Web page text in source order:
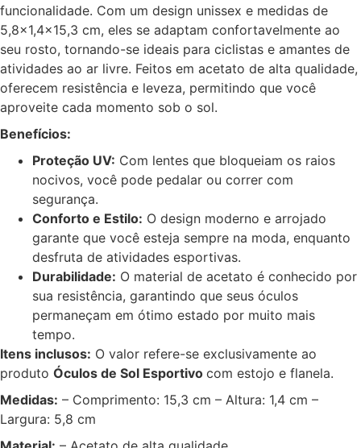
funcionalidade. Com um design unissex e medidas de
5,8×1,4×15,3 cm, eles se adaptam confortavelmente ao
seu rosto, tornando-se ideais para ciclistas e amantes de
atividades ao ar livre. Feitos em acetato de alta qualidade,
oferecem resistência e leveza, permitindo que você
aproveite cada momento sob o sol.
Benefícios:
Proteção UV: Com lentes que bloqueiam os raios
nocivos, você pode pedalar ou correr com
segurança.
Conforto e Estilo: O design moderno e arrojado
garante que você esteja sempre na moda, enquanto
desfruta de atividades esportivas.
Durabilidade: O material de acetato é conhecido por
sua resistência, garantindo que seus óculos
permaneçam em ótimo estado por muito mais
tempo.
Itens inclusos: O valor refere-se exclusivamente ao
produto Óculos de Sol Esportivo com estojo e flanela.
Medidas: – Comprimento: 15,3 cm – Altura: 1,4 cm –
Largura: 5,8 cm